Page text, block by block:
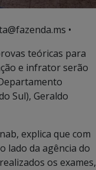
•
teóricas para
e infrator serão
Sul), Geraldo
explica que com
lado da agência do
os exames,